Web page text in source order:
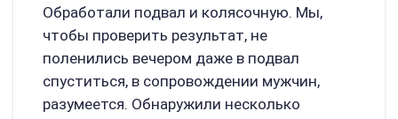
Обработали подвал и колясочную. Мы,
чтобы проверить результат, не
поленились вечером даже в подвал
спуститься, в сопровождении мужчин,
разумеется. Обнаружили несколько